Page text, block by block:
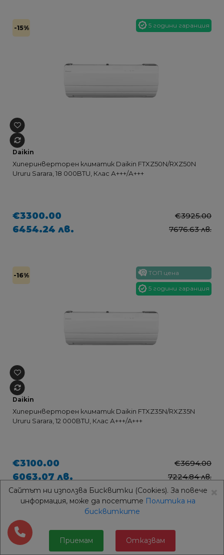
-15% 5 години гаранция
Daikin
Хиперинверторен климатик Daikin FTXZ50N/RXZ50N
Ururu Sarara, 18 000BTU, Клас А+++/А+++
€3300.00 €3925.00
6454.24 лв. 7676.63 лв.
-16% ТОП цена
5 години гаранция
Daikin
Хиперинверторен климатик Daikin FTXZ35N/RXZ35N
Ururu Sarara, 12 000BTU, Клас А+++/A+++
€3100.00 €3694.00
6063.07 лв. 7224.84 лв.
-16%
Сайтът ни използва Бисквитки (Cookies). За повече
информация, може да посетите Политика на
бисквитките
Приемам Отказвам